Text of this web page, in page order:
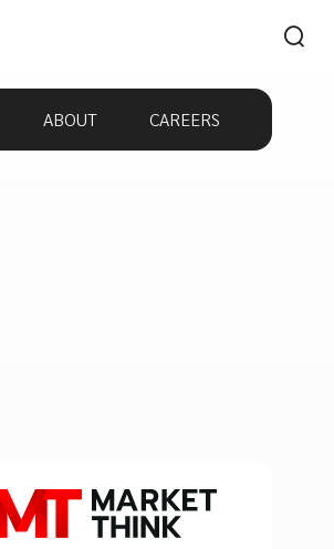
ABOUT CAREERS